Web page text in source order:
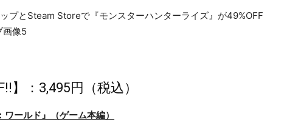
】：3,495円（税込）
： ワールド』 （ゲーム本編）